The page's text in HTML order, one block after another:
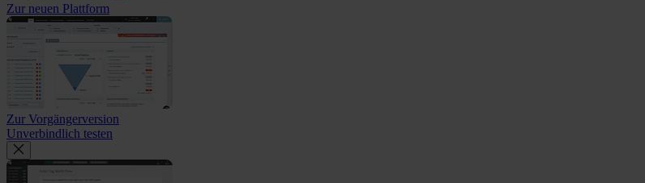
Zur neuen Plattform
Zur Vorgängerversion
Unverbindlich testen